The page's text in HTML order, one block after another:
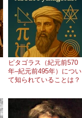
ピタゴラス（紀元前570
年–紀元前495年）につい
て知られていることは？